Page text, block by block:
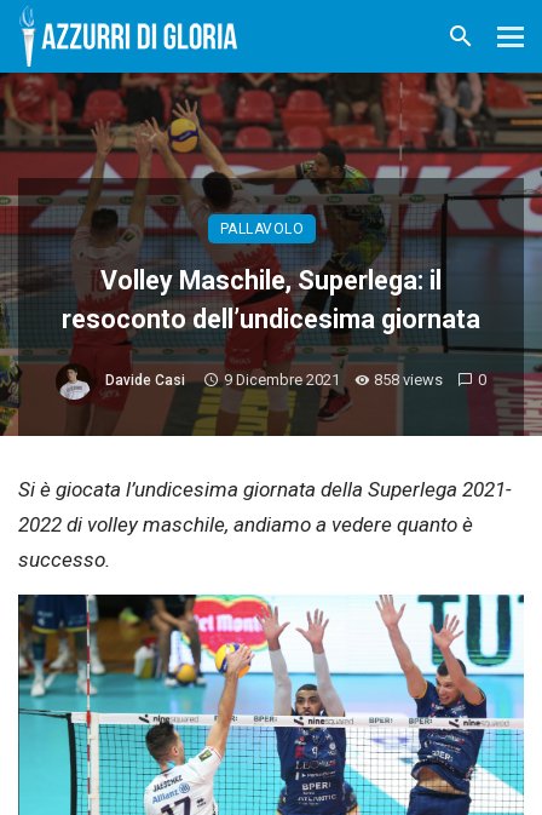
PALLAVOLO
Volley Maschile, Superlega: il
resoconto dell’undicesima giornata
Davide Casi 9 Dicembre 2021 858 views 0
Si è giocata l’undicesima giornata della Superlega 2021-
2022 di volley maschile, andiamo a vedere quanto è
successo.